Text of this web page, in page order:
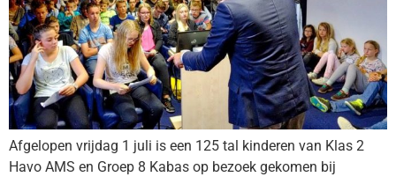
Afgelopen vrijdag 1 juli is een 125 tal kinderen van Klas 2
Havo AMS en Groep 8 Kabas op bezoek gekomen bij